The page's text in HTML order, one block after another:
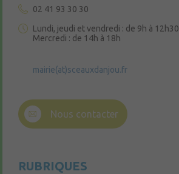
02 41 93 30 30
Lundi, jeudi et vendredi : de 9h à 12h30
Mercredi : de 14h à 18h
mairie(at)sceauxdanjou.fr
Nous contacter
RUBRIQUES